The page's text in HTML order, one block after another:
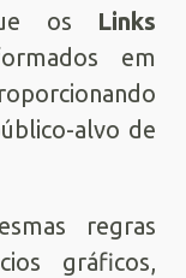
os Links
em
alvo de
regras
gráficos,